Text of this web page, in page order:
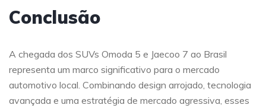
Conclusão
A chegada dos SUVs Omoda 5 e Jaecoo 7 ao Brasil
representa um marco significativo para o mercado
automotivo local. Combinando design arrojado, tecnologia
avançada e uma estratégia de mercado agressiva, esses